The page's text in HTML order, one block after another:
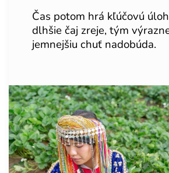
Čas potom hrá kľúčovú
dlhšie čaj zreje, tým
jemnejšiu chuť nadobúda.